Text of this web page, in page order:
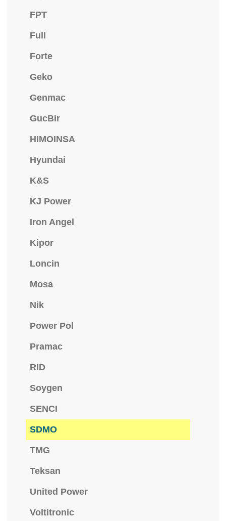
FPT
Full
Forte
Geko
Genmac
GucBir
HIMOINSA
Hyundai
K&S
KJ Power
Iron Angel
Kipor
Loncin
Mosa
Nik
Power Pol
Pramac
RID
Soygen
SENCI
SDMO
TMG
Teksan
United Power
Voltitronic